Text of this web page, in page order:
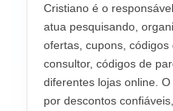
Cristiano é o
atua pesquisando,
ofertas, cupons,
consultor, códigos de
diferentes lojas online.
por descontos